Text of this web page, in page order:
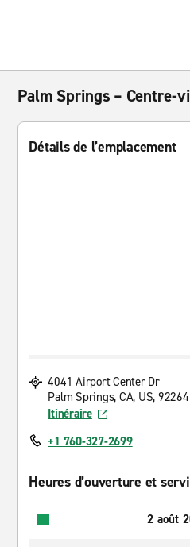
Palm Springs – Centre-
Détails de l’emplacement
4041 Airport Center Dr
Palm Springs, CA, US, 92264
Itinéraire
+1 760-327-2699
Heures d’ouverture et
2 août